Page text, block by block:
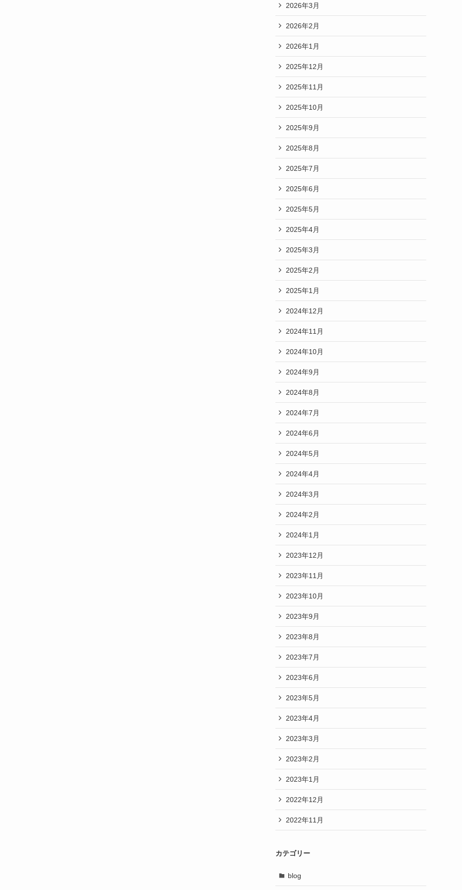
2026年3月
2026年2月
2026年1月
2025年12月
2025年11月
2025年10月
2025年9月
2025年8月
2025年7月
2025年6月
2025年5月
2025年4月
2025年3月
2025年2月
2025年1月
2024年12月
2024年11月
2024年10月
2024年9月
2024年8月
2024年7月
2024年6月
2024年5月
2024年4月
2024年3月
2024年2月
2024年1月
2023年12月
2023年11月
2023年10月
2023年9月
2023年8月
2023年7月
2023年6月
2023年5月
2023年4月
2023年3月
2023年2月
2023年1月
2022年12月
2022年11月
カテゴリー
blog